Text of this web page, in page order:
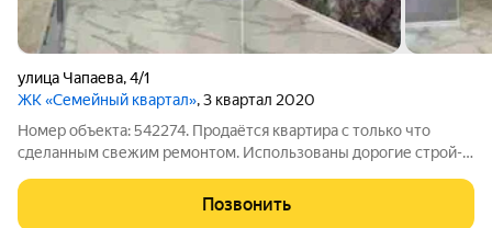
улица Чапаева,4/1
ЖК «Семейный квартал», 3 квартал 2020
Номер объекта: 542274. Продаётся квартира с только что
сделанным свежим ремонтом. Использованы дорогие строй-
прихожей. Крышная котельная, тепловые счётчики, имеется
видео-наблюдение, закрытая
Позвонить